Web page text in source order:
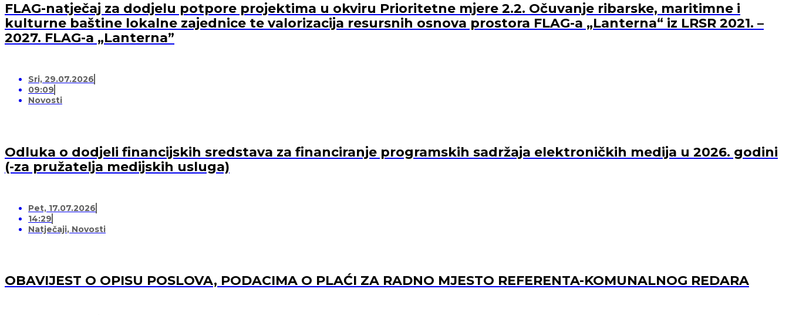
FLAG-natječaj za dodjelu potpore projektima u okviru Prioritetne mjere 2.2. Očuvanje ribarske, maritimne i
kulturne baštine lokalne zajednice te valorizacija resursnih osnova prostora FLAG-a „Lanterna“ iz LRSR 2021. –
2027. FLAG-a „Lanterna”
Sri, 29.07.2026
09:09
Novosti
Odluka o dodjeli financijskih sredstava za financiranje programskih sadržaja elektroničkih medija u 2026. godini
(-za pružatelja medijskih usluga)
Pet, 17.07.2026
14:29
Natječaji, Novosti
OBAVIJEST O OPISU POSLOVA, PODACIMA O PLAĆI ZA RADNO MJESTO REFERENTA-KOMUNALNOG REDARA